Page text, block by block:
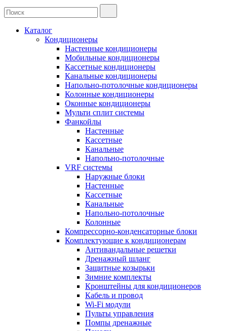
Каталог
Кондиционеры
Настенные кондиционеры
Мобильные кондиционеры
Кассетные кондиционеры
Канальные кондиционеры
Напольно-потолочные кондиционеры
Колонные кондиционеры
Оконные кондиционеры
Мульти сплит системы
Фанкойлы
Настенные
Кассетные
Канальные
Напольно-потолочные
VRF системы
Наружные блоки
Настенные
Кассетные
Канальные
Напольно-потолочные
Колонные
Компрессорно-конденсаторные блоки
Комплектующие к кондиционерам
Антивандальные решетки
Дренажный шланг
Защитные козырьки
Зимние комплекты
Кронштейны для кондиционеров
Кабель и провод
Wi-Fi модули
Пульты управления
Помпы дренажные